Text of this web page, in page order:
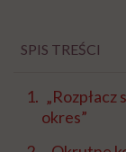
SPIS TREŚCI
„Rozpłacz
okres”